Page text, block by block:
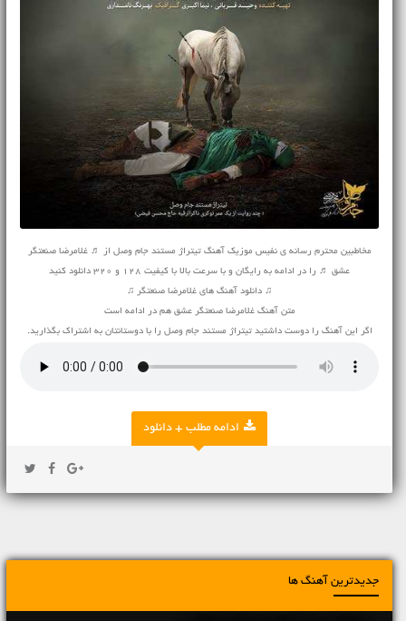
مخاطبین محترم رسانه ی نفیس موزیک آهنگ تیتراژ مستند جام وصل از ♬ غلامرضا صنعتگر
عشق ♬ را در ادامه به رایگان و با سرعت بالا با کیفیت 128 و 320 دانلود کنید
♫ دانلود آهنگ های غلامرضا صنعتگر ♫
متن آهنگ غلامرضا صنعتگر عشق هم در ادامه است
اگر این آهنگ را دوست داشتید تیتراژ مستند جام وصل را با دوستانتان به اشتراک بگذارید.
ادامه مطلب + دانلود
جدیدترین آهنگ ها